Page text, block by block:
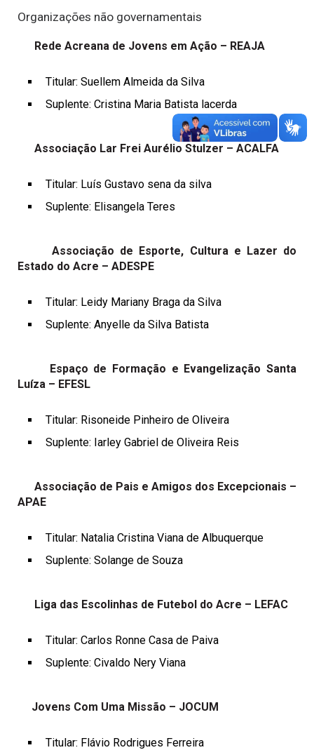
Organizações não governamentais
Rede Acreana de Jovens em Ação – REAJA
Titular: Suellem Almeida da Silva
Suplente: Cristina Maria Batista lacerda
Associação Lar Frei Aurélio Stulzer – ACALFA
Titular: Luís Gustavo sena da silva
Suplente: Elisangela Teres
Associação de Esporte, Cultura e Lazer do
Estado do Acre – ADESPE
Titular: Leidy Mariany Braga da Silva
Suplente: Anyelle da Silva Batista
Espaço de Formação e Evangelização Santa
Luíza – EFESL
Titular: Risoneide Pinheiro de Oliveira
Suplente: Iarley Gabriel de Oliveira Reis
Associação de Pais e Amigos dos Excepcionais –
APAE
Titular: Natalia Cristina Viana de Albuquerque
Suplente: Solange de Souza
Liga das Escolinhas de Futebol do Acre – LEFAC
Titular: Carlos Ronne Casa de Paiva
Suplente: Civaldo Nery Viana
Jovens Com Uma Missão – JOCUM
Titular: Flávio Rodrigues Ferreira